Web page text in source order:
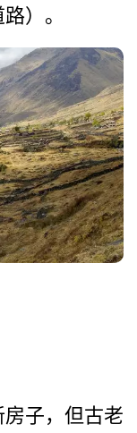
）。
子，但古老